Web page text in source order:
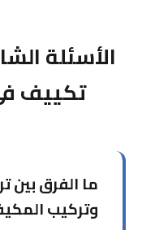
الأسئلة
تكييف
ما الفرق بين
وتركيب